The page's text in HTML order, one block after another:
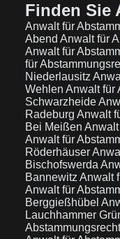
Finden Sie
Anwalt für
Abend Anwalt für
Anwalt für
für
Niederlausitz
Wehlen Anwalt für
Schwarzheide
Radeburg Anwalt
Bei Meißen
Anwalt für
Röderhäuser
Bischofswerda
Bannewitz Anwalt
Anwalt für
Berggießhübel
Lauchhammer